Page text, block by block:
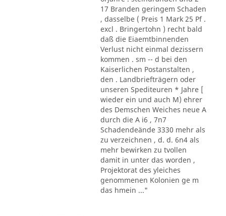
17 Branden geringem Schaden
, dasselbe ( Preis 1 Mark 25 Pf .
excl . Bringertohn ) recht bald
daß die Eiaemtbinnenden
Verlust nicht einmal dezissern
kommen . sm -- d bei den
Kaiserlichen Postanstalten ,
den . Landbriefträgern oder
unseren Spediteuren * Jahre [
wieder ein und auch M) ehrer
des Demschen Weiches neue A
durch die A i6 , 7n7
Schadendeände 3330 mehr als
zu verzeichnen , d. d. 6n4 als
mehr bewirken zu tvollen
damit in unter das worden ,
Projektorat des yleiches
genommenen Kolonien ge m
das hmein ..."